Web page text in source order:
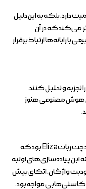
دارد، بلکه به این دلیل
می‌کند که در آن
با رایانه‌ها ارتباط برقرار
و تحلیل کنند.
حال هوش مصنوعی هنوز
یکی از اولین نمونه‌های هوش مصنوعی مولد چت ربات Eliza بود که
دهه ۱۹۶۰ ایجاد شد. البته این پیاده‌سازی‌های اولیه
واژگان، اتکای بیش
کاستی‌هایی مواجه بود.